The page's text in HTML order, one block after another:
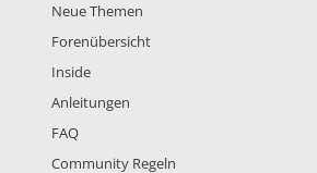
Neue Themen
Forenübersicht
Inside
Anleitungen
FAQ
Community Regeln